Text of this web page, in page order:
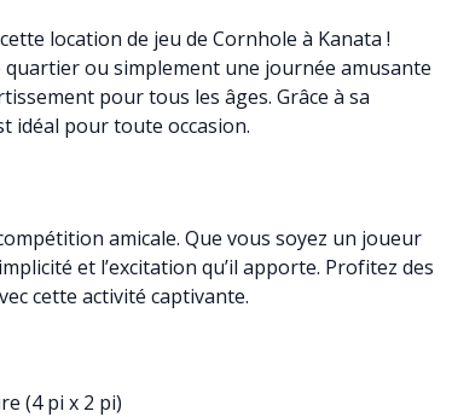
location de jeu de Cornhole à Kanata !
ou simplement une journée amusante
pour tous les âges. Grâce à sa
idéal pour toute occasion.
amicale. Que vous soyez un joueur
et l’excitation qu’il apporte. Profitez des
cette activité captivante.
(4 pi x 2 pi)